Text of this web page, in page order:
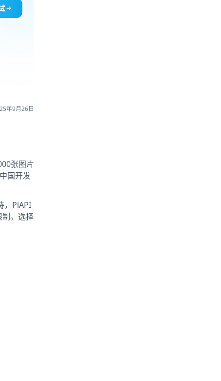
年9月26日
张图片
国开发
，PiAPI
制。选择